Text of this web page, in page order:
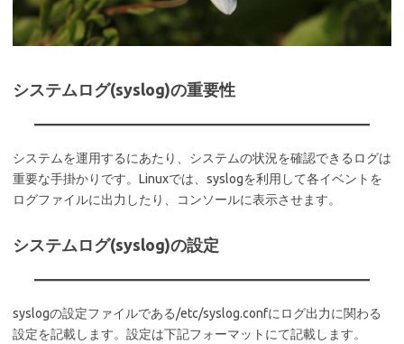
システムログ(syslog)の重要性
システムを運用するにあたり、システムの状況を確認できるログは
重要な手掛かりです。Linuxでは、syslogを利用して各イベントを
ログファイルに出力したり、コンソールに表示させます。
システムログ(syslog)の設定
syslogの設定ファイルである/etc/syslog.confにログ出力に関わる
設定を記載します。設定は下記フォーマットにて記載します。